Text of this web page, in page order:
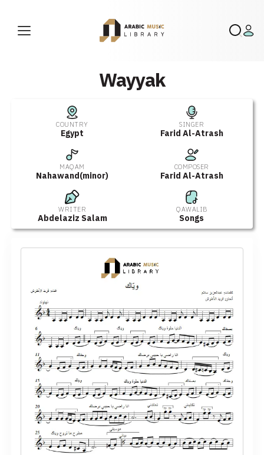
Wayyak
COUNTRY
Egypt
SINGER
Farid Al-Atrash
MAQAM
Nahawand(minor)
COMPOSER
Farid Al-Atrash
WRITER
Abdelaziz Salam
QAWALIB
Songs